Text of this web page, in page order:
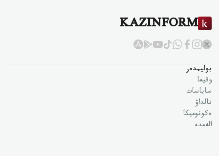
KAZINFORM
بوليمدەر
وقيعا
ساياسات
تالداۋ
ەكونوميكا
الەمدە